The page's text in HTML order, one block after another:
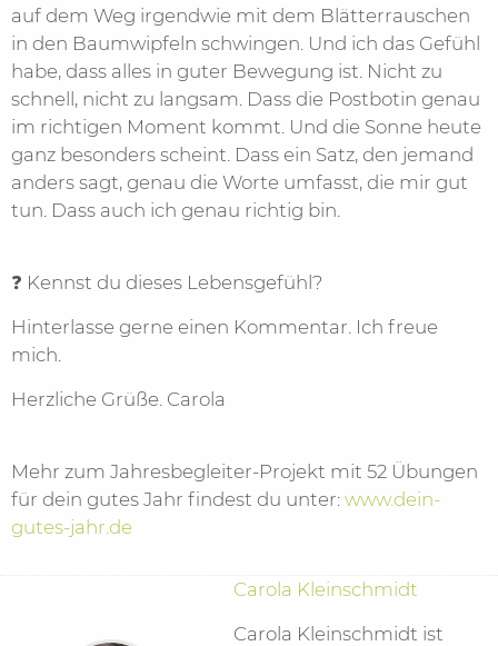
auf dem Weg irgendwie mit dem Blätterrauschen
in den Baumwipfeln schwingen. Und ich das Gefühl
habe, dass alles in guter Bewegung ist. Nicht zu
schnell, nicht zu langsam. Dass die Postbotin genau
im richtigen Moment kommt. Und die Sonne heute
ganz besonders scheint. Dass ein Satz, den jemand
anders sagt, genau die Worte umfasst, die mir gut
tun. Dass auch ich genau richtig bin.
❓ Kennst du dieses Lebensgefühl?
Hinterlasse gerne einen Kommentar. Ich freue
mich.
Herzliche Grüße. Carola
Mehr zum Jahresbegleiter-Projekt mit 52 Übungen
für dein gutes Jahr findest du unter: www.dein-
gutes-jahr.de
Carola Kleinschmidt
Carola Kleinschmidt ist